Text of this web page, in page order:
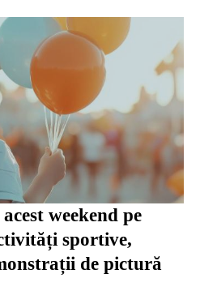
weekend pe
sportive,
de pictură